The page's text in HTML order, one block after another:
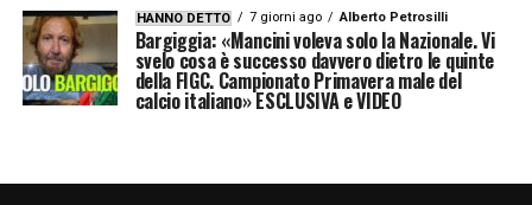
HANNO DETTO 7 giorni ago Alberto Petrosilli
Bargiggia: «Mancini voleva solo la Nazionale. Vi
svelo cosa è successo davvero dietro le quinte
della FIGC. Campionato Primavera male del
calcio italiano» ESCLUSIVA e VIDEO